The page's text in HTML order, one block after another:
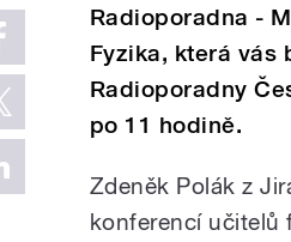
Radioporadna -
Fyzika, která vás
Radioporadny
po 11 hodině.
Zdeněk Polák z
konferencí učitelů